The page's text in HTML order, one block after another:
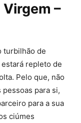
–
turbilhão de
repleto de
Pelo que, não
para si,
para a sua
ciúmes